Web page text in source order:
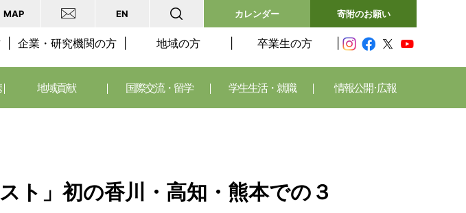
MAP EN カレンダー 寄附のお願い
企業・研究機関の方 地域の方 卒業生の方
地域貢献 国際交流・留学 学生生活・就職 情報公開･広報
ト」初の香川・高知・熊本での３